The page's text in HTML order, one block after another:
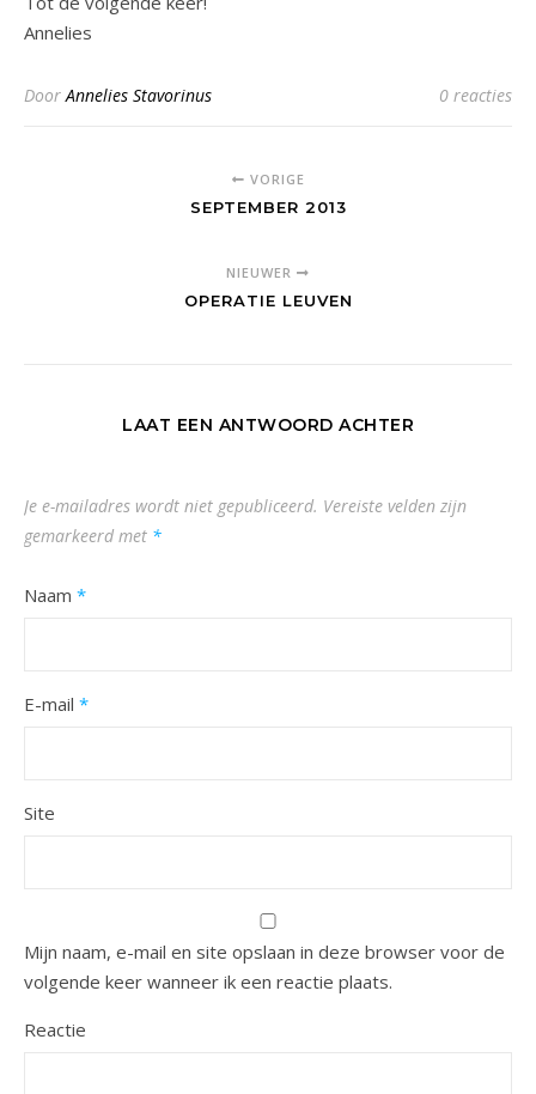
Annelies
DoorAnnelies Stavorinus 0 reacties
VORIGE
SEPTEMBER 2013
NIEUWER
OPERATIE LEUVEN
LAAT EEN ANTWOORD ACHTER
Je e-mailadres wordt niet gepubliceerd. Vereiste velden zijn
gemarkeerd met *
Naam *
E-mail *
Site
Mijn naam, e-mail en site opslaan in deze browser voor de
volgende keer wanneer ik een reactie plaats.
Reactie